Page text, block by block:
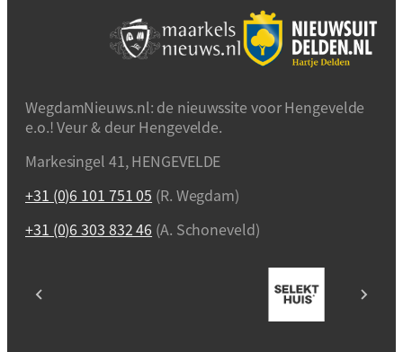
WegdamNieuws.nl: de nieuwssite voor Hengevelde
e.o.! Veur & deur Hengevelde.
Markesingel 41, HENGEVELDE
+31 (0)6 101 751 05 (R. Wegdam)
+31 (0)6 303 832 46 (A. Schoneveld)